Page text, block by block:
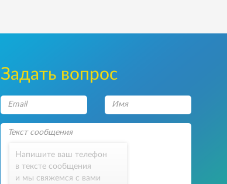
Задать вопрос
Напишите ваш телефон
в тексте сообщения
и мы свяжемся с вами